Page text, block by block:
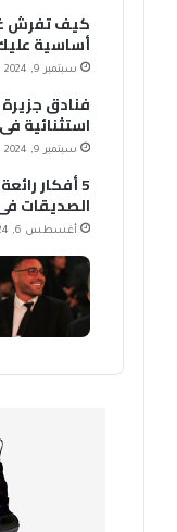
أساسية
سبتمبر 9, 2024
استثنائية
سبتمبر 9, 2024
5 أفكار
الصديقات
أغسطس 6, 2024